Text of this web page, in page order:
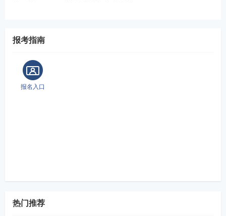
报考指南
报名入口
热门推荐